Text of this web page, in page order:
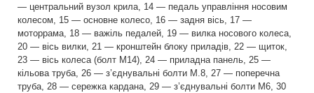
— центральний вузол крила, 14 — педаль управління носовим
колесом, 15 — основне колесо, 16 — задня вісь, 17 —
моторрама, 18 — важіль педалей, 19 — вилка носового колеса,
20 — вісь вилки, 21 — кронштейн блоку приладів, 22 — щиток,
23 — вісь колеса (болт М14), 24 — приладна панель, 25 —
кільова труба, 26 — з’єднувальні болти М.8, 27 — поперечна
труба, 28 — сережка кардана, 29 — з’єднувальні болти М6, 30